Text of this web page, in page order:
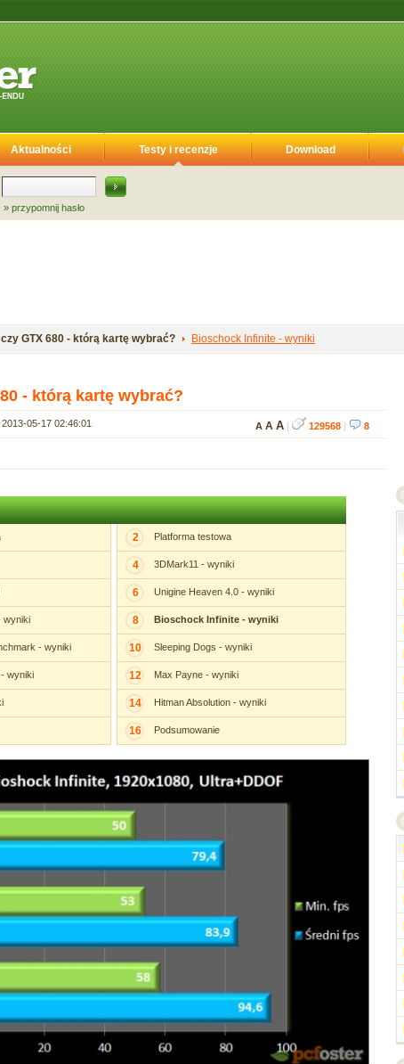
Aktualności Testy i recenzje Download
» przypomnij hasło
czy GTX 680 - którą kartę wybrać? Bioschock Infinite - wyniki
- którą kartę wybrać?
2013-05-17 02:46:01 A A A | 129568 | 8
wyniki
- wyniki
wyniki
2 Platforma testowa
4 3DMark11 - wyniki
6 Unigine Heaven 4.0 - wyniki
8 Bioschock Infinite - wyniki
10 Sleeping Dogs - wyniki
12 Max Payne - wyniki
14 Hitman Absolution - wyniki
16 Podsumowanie